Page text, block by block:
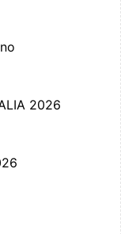
2026